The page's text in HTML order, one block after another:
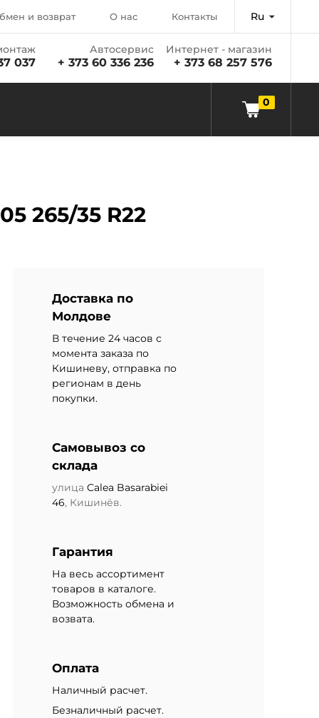
и возврат О нас Контакты Ru
037
Автосервис
+ 373 60 336 236
Интернет - магазин
+ 373 68 257 576
0
265/35 R22
Доставка по
Молдове
В течение 24 часов с
момента заказа по
Кишиневу, отправка по
регионам в день
покупки.
Самовывоз со
склада
улица Calea Basarabiei
46, Кишинёв.
Гарантия
На весь ассортимент
товаров в каталоге.
Возможность обмена и
возвата.
Оплата
Наличный расчет.
Безналичный расчет.